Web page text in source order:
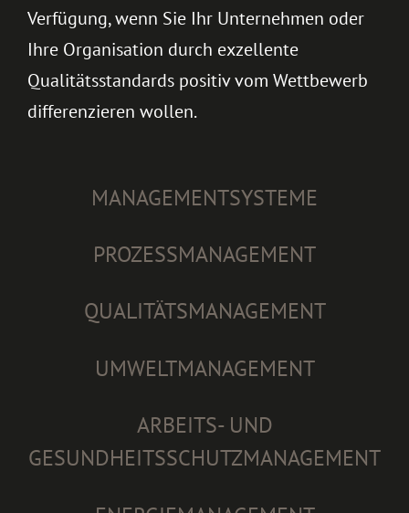
Verfügung, wenn Sie Ihr Unternehmen oder
Ihre Organisation durch exzellente
Qualitätsstandards positiv vom Wettbewerb
differenzieren wollen.
MANAGEMENTSYSTEME
PROZESSMANAGEMENT
QUALITÄTSMANAGEMENT
UMWELTMANAGEMENT
ARBEITS- UND
GESUNDHEITSSCHUTZMANAGEMENT